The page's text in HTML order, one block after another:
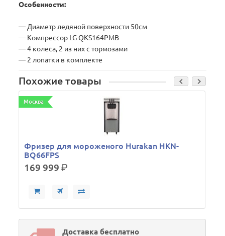
Особенности:
— Диаметр ледяной поверхности 50см
— Компрессор LG QKS164PMB
— 4 колеса, 2 из них с тормозами
— 2 лопатки в комплекте
Похожие товары
Москва
Фризер для мороженого Hurakan HKN-
BQ66FPS
169 999р.
Доставка бесплатно